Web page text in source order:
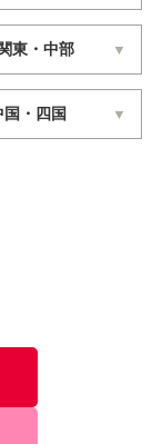
東・中部
国・四国